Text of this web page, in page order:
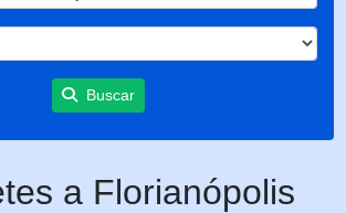
Buscar
a Florianópolis